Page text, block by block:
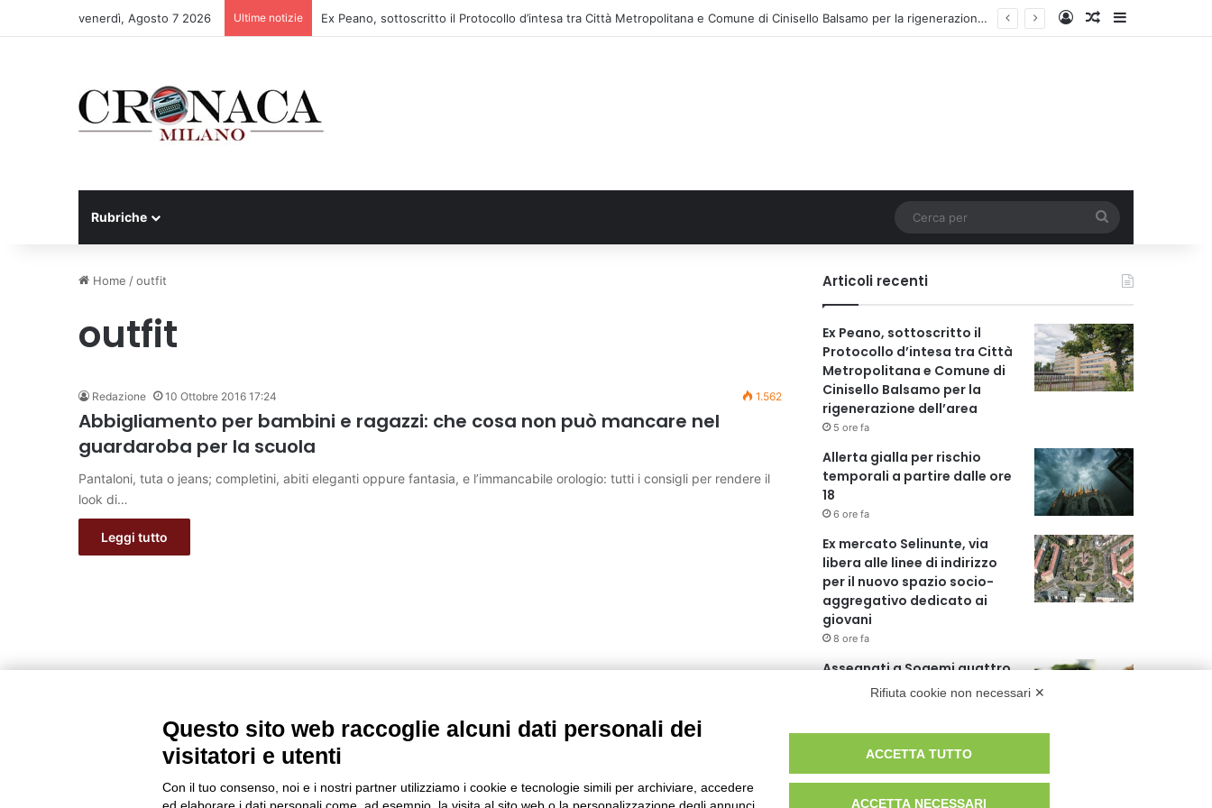
venerdì, Agosto 7 2026 Ultime notizie Ex Peano, sottoscritto il Protocollo d’intesa tra Città Metropolitana e Comune di Cinisello Balsamo per la rigenerazione dell’area AccediUn articolo a
Rubriche
per
Home /outfit
outfit
Redazione 10 Ottobre 2016 17:24 1.562
Abbigliamento per bambini e ragazzi: che cosa non può mancare nel
guardaroba per la scuola
Pantaloni, tuta o jeans; completini, abiti eleganti oppure fantasia, e l’immancabile orologio: tutti i consigli per rendere il
look di…
Leggi tutto
Articoli recenti
Ex Peano, sottoscritto il
Protocollo d’intesa tra Città
Metropolitana e Comune di
Cinisello Balsamo per la
rigenerazione dell’area
5 ore fa
Allerta gialla per rischio
temporali a partire dalle ore
18
6 ore fa
Ex mercato Selinunte, via
libera alle linee di indirizzo
per il nuovo spazio socio-
aggregativo dedicato ai
giovani
8 ore fa
Assegnati a Sogemi quattro
mercati comunali coperti
A Santa Giulia tre nuove vie
Zampori e Marchelli
15 ore fa
Rifiuta cookie non necessari ✕
Questo sito web raccoglie alcuni dati personali dei
visitatori e utenti
Con il tuo consenso, noi e i nostri partner utilizziamo i cookie e tecnologie simili per archiviare, accedere
ACCETTA TUTTO
ACCETTA NECESSARI